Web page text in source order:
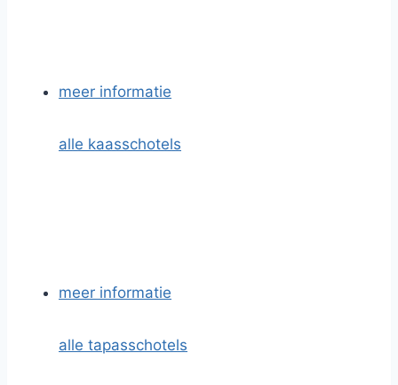
meer informatie
alle kaasschotels
meer informatie
alle tapasschotels